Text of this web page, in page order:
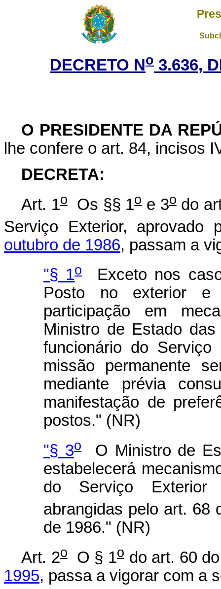
DECRETO No 3.636,
O PRESIDENTE DA
lhe confere o art. 84, incisos
DECRETA:
Art. 1oOs §§ 1oe 3odo
Serviço Exterior, aprovado
outubro de 1986, passam a
"§ 1oExceto nos
Posto no exterior e
participação em
Ministro de Estado
funcionário do
missão permanente
mediante prévia
manifestação de
postos." (NR)
"§ 3oO Ministro de
estabelecerá
do Serviço
abrangidas pelo art. 68
de 1986." (NR)
Art. 2oO § 1odo art. 60
1995, passa a vigorar com a